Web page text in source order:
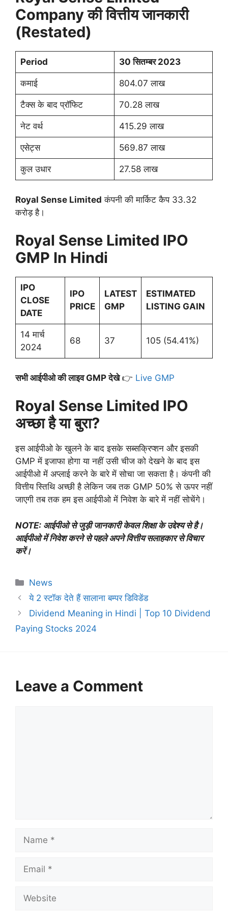
Company की वित्तीय जानकारी
(Restated)
Period 30 सितम्बर2023
कमाई 804.07 लाख
टैक्स के बाद प्रॉफिट 70.28 लाख
नेट वर्थ 415.29 लाख
एसेट्स 569.87 लाख
कुल उधार 27.58 लाख
Royal Sense Limited कंपनी की मार्किट कैप 33.32
करोड़ है।
Royal Sense Limited IPO
GMP In Hindi
IPO
CLOSE
DATE
IPO
PRICE
LATEST
GMP
ESTIMATED
LISTING GAIN
14 मार्च
2024
68 37 105 (54.41%)
सभी आईपीओ की लाइव GMP देखे👉 Live GMP
Royal Sense Limited IPO
अच्छा है या बुरा?
इस आईपीओ के खुलने के बाद इसके सब्सक्रिप्शन और इसकी
GMP में इजाफा होगा या नहीं उसी चीज को देखने के बाद इस
आईपीओ में अप्लाई करने के बारे में सोचा जा सकता है। कंपनी की
वित्तीय स्तिथि अच्छी है लेकिन जब तक GMP 50% से ऊपर नहीं
जाएगी तब तक हम इस आईपीओ में निवेश के बारे में नहीं सोचेंगे।
NOTE: आईपीओ से जुड़ी जानकारी केवल शिक्षा के उद्देश्य से है।
आईपीओ में निवेश करने से पहले अपने वित्तीय सलाहकार से विचार
करें।
Categories
News
ये 2 स्टॉक देते हैं सालाना बम्पर डिविडेंड
Dividend Meaning in Hindi | Top 10 Dividend
Paying Stocks 2024
Leave a Comment